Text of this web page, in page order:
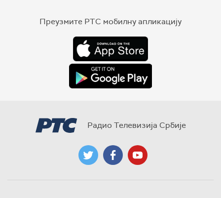
Преузмите РТС мобилну апликацију
Радио Телевизија Србије